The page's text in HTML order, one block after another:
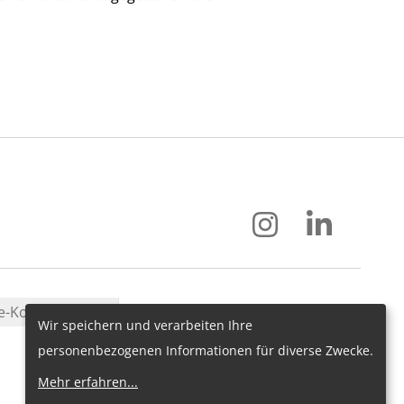
Konfiguration
Wir speichern und verarbeiten Ihre
personenbezogenen Informationen für diverse Zwecke.
Mehr erfahren...